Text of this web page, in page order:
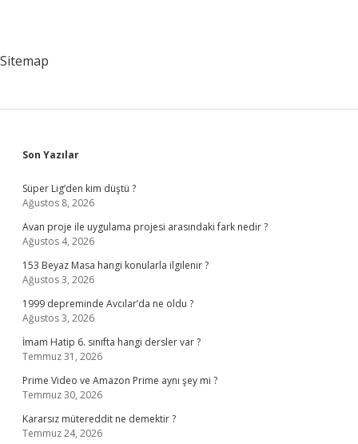
Sitemap
Sidebar
Son Yazılar
Süper Lig’den kim düştü ?
Ağustos 8, 2026
Avan proje ile uygulama projesi arasındaki fark nedir ?
Ağustos 4, 2026
153 Beyaz Masa hangi konularla ilgilenir ?
Ağustos 3, 2026
1999 depreminde Avcılar’da ne oldu ?
Ağustos 3, 2026
İmam Hatip 6. sınıfta hangi dersler var ?
Temmuz 31, 2026
Prime Video ve Amazon Prime aynı şey mi ?
Temmuz 30, 2026
Kararsız mütereddit ne demektir ?
Temmuz 24, 2026